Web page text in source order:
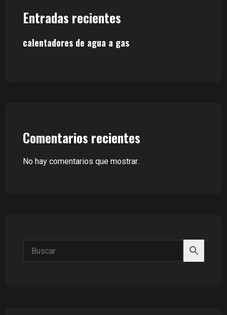
Entradas recientes
calentadores de agua a gas
Comentarios recientes
No hay comentarios que mostrar.